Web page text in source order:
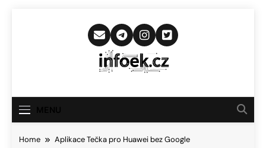
Infoek.cz
Novinkám
Home Aplikace Tečka pro Huawei bez Google